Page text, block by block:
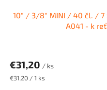
10" / 3/8" MINI / 40 čl. / 7
A041 - k
€31,20 / ks
Jednotková
€31,20 / 1 ks